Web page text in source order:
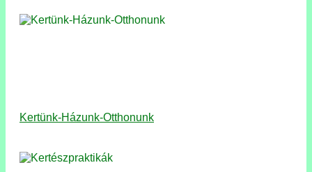
Kertünk-Házunk-Otthonunk